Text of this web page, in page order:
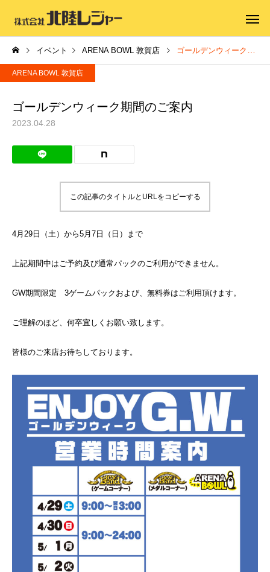
イベント ARENA BOWL 敦賀店 ゴールデンウィーク期間のご案内
ARENA BOWL 敦賀店
ゴールデンウィーク期間のご案内
2023.04.28
この記事のタイトルとURLをコピーする
4月29日（土）から5月7日（日）まで
上記期間中はご予約及び通常パックのご利用ができません。
GW期間限定 3ゲームパックおよび、無料券はご利用頂けます。
ご理解のほど、何卒宜しくお願い致します。
皆様のご来店お待ちしております。